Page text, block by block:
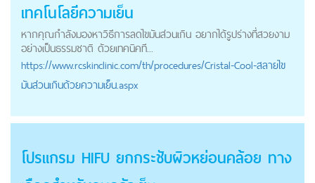
เทคโนโลยีความเย็น
หากคุณกำลังมองหาวิธีการลดไขมันส่วนเกิน อยากได้รูปร่างที่สวยงาม
อย่างเป็นธรรมชาติ ด้วยเทคนิคที...
https://www.rcskinclinic.com/th/procedures/Cristal-Cool-สลายไข
มันส่วนเกินด้วยความเย็น.aspx
โปรแกรม HIFU ยกกระชับผิวหย่อนคล้อย ทาง